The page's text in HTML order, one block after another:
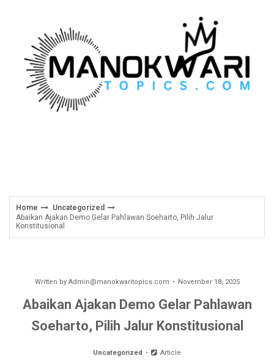
Home
Uncategorized
Abaikan Ajakan Demo Gelar Pahlawan Soeharto, Pilih Jalur
Konstitusional
Written by Admin@manokwaritopics.com November 18, 2025
Abaikan Ajakan Demo Gelar Pahlawan
Soeharto, Pilih Jalur Konstitusional
Uncategorized Article